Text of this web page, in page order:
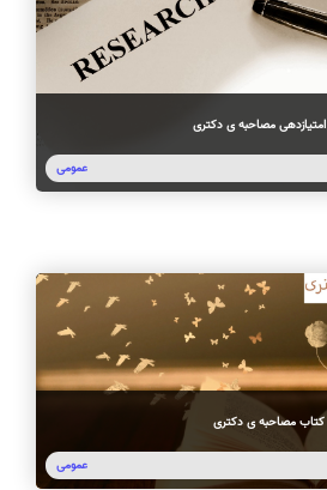
مصاحبه ی دکتری
عمومی
کتاب مصاحبه ی دکتری
عمومی